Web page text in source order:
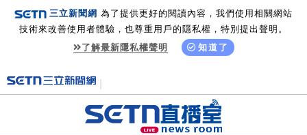
三立新聞網 為了提供更好的閱讀內容，我們使用相關網站
技術來改善使用者體驗，也尊重用戶的隱私權，特別提出聲明。
了解最新隱私權聲明
知道了